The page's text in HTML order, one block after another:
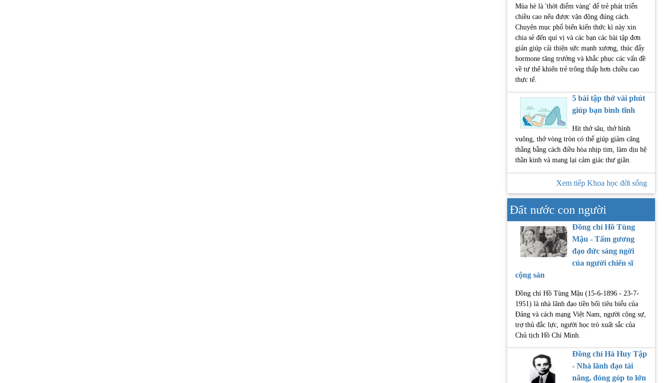
Mùa hè là 'thời điểm vàng' để trẻ phát triển
chiều cao nếu được vận động đúng cách.
Chuyên mục phổ biến kiến thức kì này xin
chia sẻ đến quí vị và các bạn các bài tập đơn
giản giúp cải thiện sức mạnh xương, thúc đẩy
hormone tăng trưởng và khắc phục các vấn đề
về tư thế khiến trẻ trông thấp hơn chiều cao
thực tế.
5 bài tập thở vài phút
giúp bạn bình tĩnh
Hít thở sâu, thở hình
vuông, thở vòng tròn có thể giúp giảm căng
thẳng bằng cách điều hòa nhịp tim, làm dịu hệ
thần kinh và mang lại cảm giác thư giãn.
Xem tiếp Khoa học đời sống
Đất nước con người
Đồng chí Hồ Tùng
Mậu - Tấm gương
đạo đức sáng ngời
của người chiến sĩ
cộng sản
Đồng chí Hồ Tùng Mậu (15-6-1896 - 23-7-
1951) là nhà lãnh đạo tiền bối tiêu biểu của
Đảng và cách mạng Việt Nam, người cộng sự,
trợ thủ đắc lực, người học trò xuất sắc của
Chủ tịch Hồ Chí Minh.
Đồng chí Hà Huy Tập
- Nhà lãnh đạo tài
năng, đóng góp to lớn